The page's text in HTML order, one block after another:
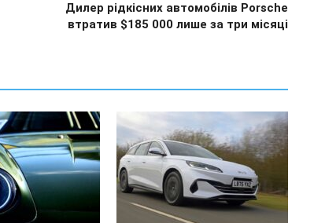
Дилер рідкісних автомобілів Porsche
втратив $185 000 лише за три місяці